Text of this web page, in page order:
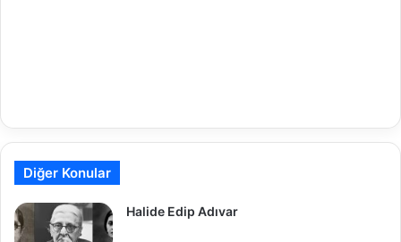
Diğer Konular
Halide Edip Adıvar